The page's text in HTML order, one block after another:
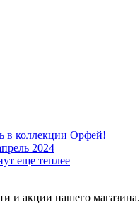
в коллекции Орфей!
2024
еще теплее
и акции нашего магазина.